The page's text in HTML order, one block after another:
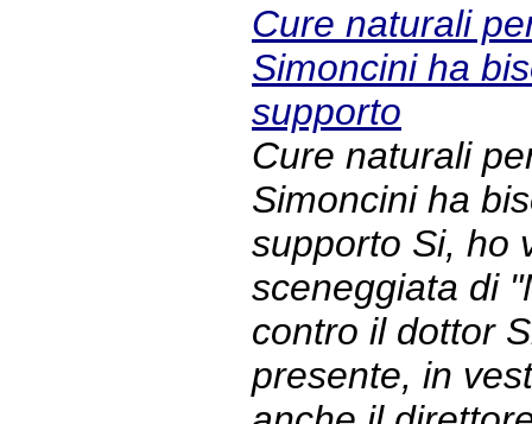
Cure naturali
Simoncini ha
supporto
Cure naturali
Simoncini ha
supporto Si, ho
sceneggiata di
contro il dottor
presente, in